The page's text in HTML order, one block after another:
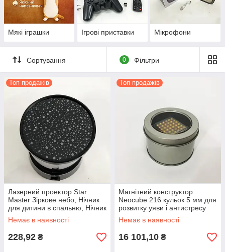
Мякі іграшки Ігрові приставки Мікрофони
Сортування 0 Фільтри
Топ продажів
Лазерний проектор Star
Master Зіркове небо, Нічник
для дитини в спальню, Нічник
для малюка
Немає в наявності
228,92 ₴
Топ продажів
Магнітний конструктор
Neocube 216 кульок 5 мм для
розвитку уяви і антистресу
Немає в наявності
16 101,10 ₴